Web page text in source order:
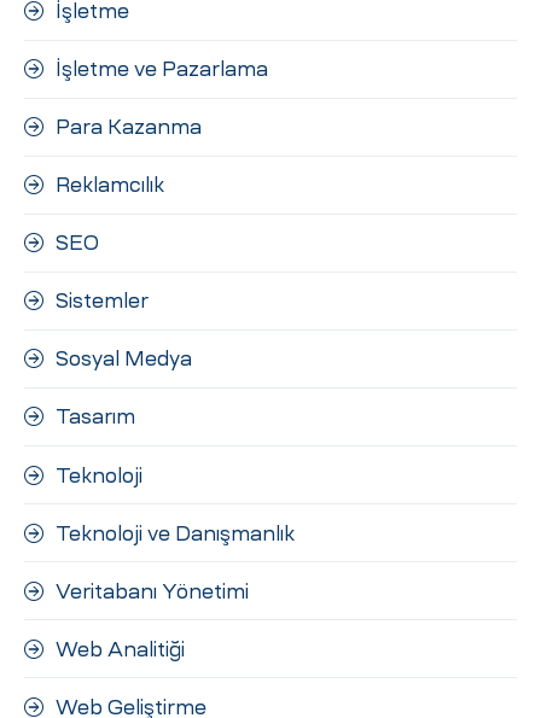
İşletme
İşletme ve Pazarlama
Para Kazanma
Reklamcılık
SEO
Sistemler
Sosyal Medya
Tasarım
Teknoloji
Teknoloji ve Danışmanlık
Veritabanı Yönetimi
Web Analitiği
Web Geliştirme